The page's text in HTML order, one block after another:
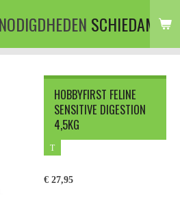
SCHIEDAM
HOBBYFIRST FELINE
SENSITIVE DIGESTION
4,5KG
T
€ 27,95